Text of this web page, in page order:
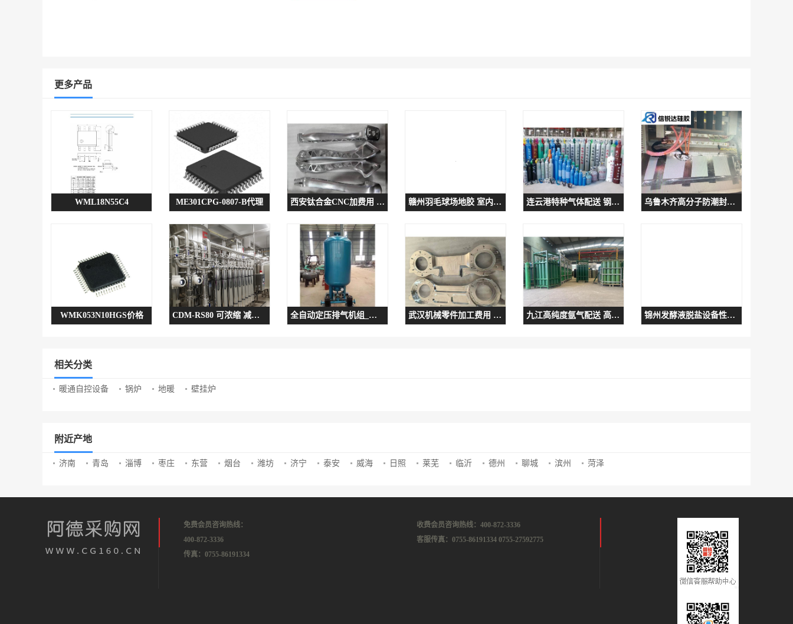
更多产品
WML18N55C4 ME301CPG-0807-B代理 西安钛合金CNC加费用 经验丰富 迈奇精密机械 赣州羽毛球场地胶 室内羽毛球场地地胶 连云港特种气体配送 钢质无缝气瓶装 乌鲁木齐高分子防潮封堵剂 发货速度快
WMK053N10HGS价格 CDM-RS80 可浓缩 减少后续步骤 山西中试膜系统 全自动定压排气机组_济南张夏水暖设备_隔膜式气压罐 武汉机械零件加工费用 技术成熟 迈奇精密机械 九江高纯度氩气配送 高纯氦气标准气体 锦州发酵液脱盐设备性能 可反复用 降成本 诚达膜过滤
相关分类
暖通自控设备 锅炉 地暖 壁挂炉
附近产地
济南 青岛 淄博 枣庄 东营 烟台 潍坊 济宁 泰安 威海 日照 莱芜 临沂 德州 聊城 滨州 菏泽
免费会员咨询热线：
400-872-3336
传真：0755-86191334
收费会员咨询热线：400-872-3336
客服传真：0755-86191334 0755-27592775